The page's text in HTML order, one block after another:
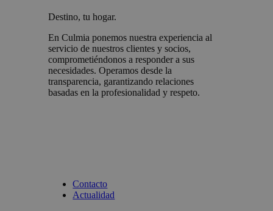
Destino, tu hogar.
En Culmia ponemos nuestra experiencia al
servicio de nuestros clientes y socios,
comprometiéndonos a responder a sus
necesidades. Operamos desde la
transparencia, garantizando relaciones
basadas en la profesionalidad y respeto.
Contacto
Actualidad